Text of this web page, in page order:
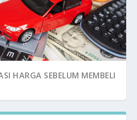
HARGA SEBELUM MEMBELI